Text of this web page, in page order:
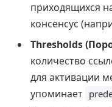
приходящихся
консенсус
Thresholds
количество
для активации
упоминает